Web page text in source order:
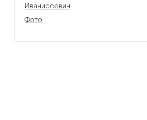
Иваниссевич
Фото